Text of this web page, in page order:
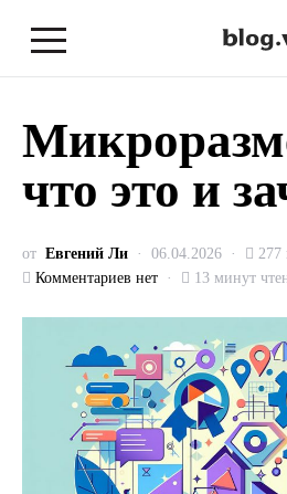
что это и
от Евгений Ли 06.04.2026
277
Комментариев нет
13 минут